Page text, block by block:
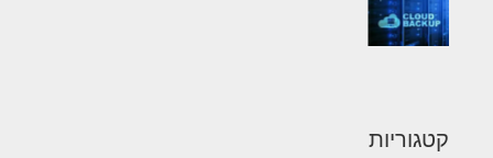
קטגוריות